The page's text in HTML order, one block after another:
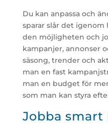
Du kan anpassa och
sparar slår det
den möjligheten och
kampanjer, annonser
säsong, trender och
man en fast
man en budget för
som man kan styra
Jobba smart